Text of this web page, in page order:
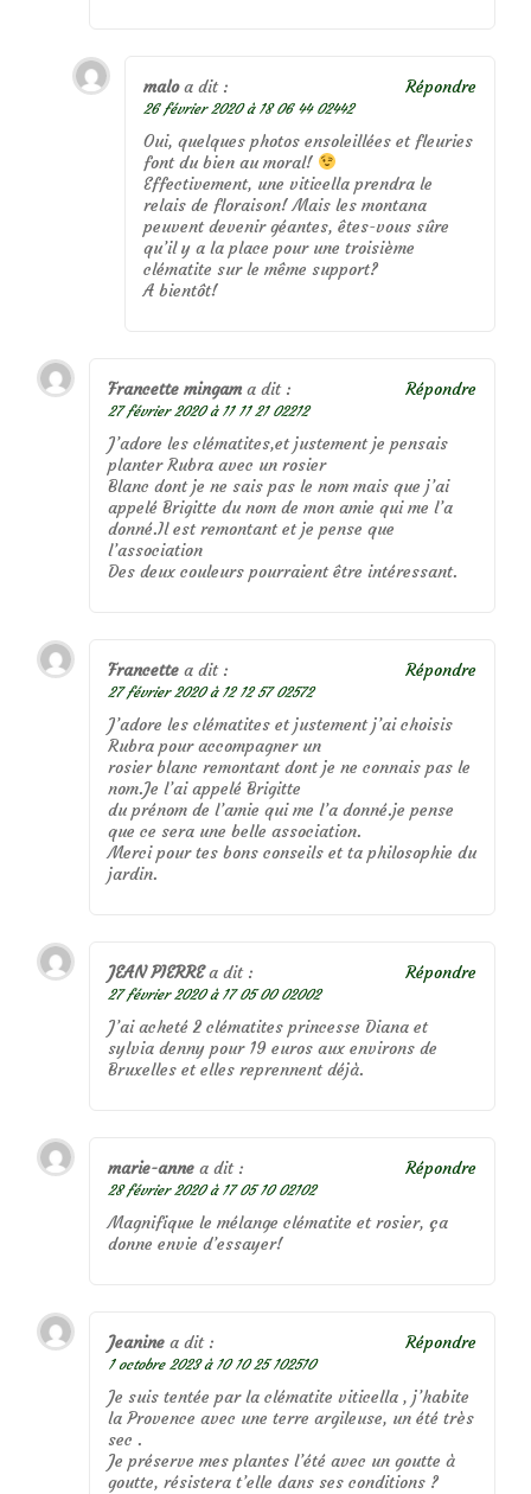
malo a dit :
26 février 2020 à 18 06 44 02442
Oui, quelques photos ensoleillées et fleuries
font du bien au moral!
Effectivement, une viticella prendra le
relais de floraison! Mais les montana
peuvent devenir géantes, êtes-vous sûre
qu’il y a la place pour une troisième
clématite sur le même support?
A bientôt!
Répondre
Francette mingam a dit :
27 février 2020 à 11 11 21 02212
J’adore les clématites,et justement je pensais
planter Rubra avec un rosier
Blanc dont je ne sais pas le nom mais que j’ai
appelé Brigitte du nom de mon amie qui me l’a
donné.Il est remontant et je pense que
l’association
Des deux couleurs pourraient être intéressant.
Répondre
Francette a dit :
27 février 2020 à 12 12 57 02572
J’adore les clématites et justement j’ai choisis
Rubra pour accompagner un
rosier blanc remontant dont je ne connais pas le
nom.Je l’ai appelé Brigitte
du prénom de l’amie qui me l’a donné.je pense
que ce sera une belle association.
Merci pour tes bons conseils et ta philosophie du
jardin.
Répondre
JEAN PIERRE a dit :
27 février 2020 à 17 05 00 02002
J’ai acheté 2 clématites princesse Diana et
sylvia denny pour 19 euros aux environs de
Bruxelles et elles reprennent déjà.
Répondre
marie-anne a dit :
28 février 2020 à 17 05 10 02102
Magnifique le mélange clématite et rosier, ça
donne envie d’essayer!
Répondre
Jeanine a dit :
1 octobre 2023 à 10 10 25 102510
Je suis tentée par la clématite viticella , j’habite
la Provence avec une terre argileuse, un été très
sec .
Je préserve mes plantes l’été avec un goutte à
goutte, résistera t’elle dans ses conditions ?
Répondre